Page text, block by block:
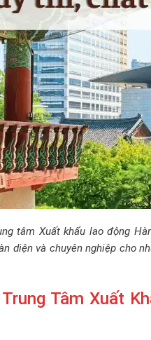
tâm Xuất khẩu lao động
diện và chuyên nghiệp cho
Tâm Xuất